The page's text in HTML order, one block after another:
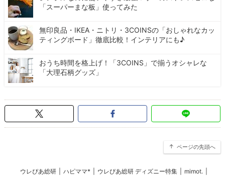
「スーパーまな板」使ってみた
無印良品・IKEA・ニトリ・3COINSの「おしゃれなカッ
ティングボード」徹底比較！インテリアにも♪
おうち時間を格上げ！「3COINS」で揃うオシャレな
「大理石柄グッズ」
ページの先頭へ
ウレぴあ総研 ハピママ* ウレぴあ総研 ディズニー特集 mimot.